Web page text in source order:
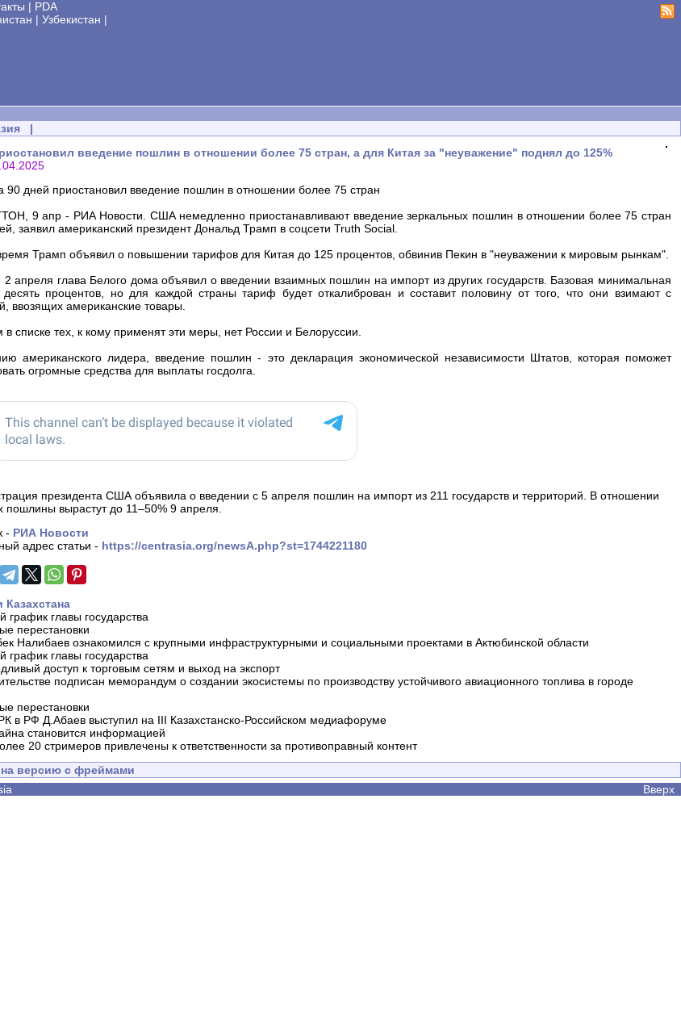
| PDA
| Узбекистан |
|
введение пошлин в отношении более 75 стран, а для Китая за "неуважение" поднял до 125%
90 дней приостановил введение пошлин в отношении более 75 стран
9 апр - РИА Новости. США немедленно приостанавливают введение зеркальных пошлин в отношении более 75 стран
заявил американский президент Дональд Трамп в соцсети Truth Social.
Трамп объявил о повышении тарифов для Китая до 125 процентов, обвинив Пекин в "неуважении к мировым рынкам".
апреля глава Белого дома объявил о введении взаимных пошлин на импорт из других государств. Базовая минимальная
десять процентов, но для каждой страны тариф будет откалиброван и составит половину от того, что они взимают с
ввозящих американские товары.
в списке тех, к кому применят эти меры, нет России и Белоруссии.
американского лидера, введение пошлин - это декларация экономической независимости Штатов, которая поможет
огромные средства для выплаты госдолга.
президента США объявила о введении с 5 апреля пошлин на импорт из 211 государств и территорий. В отношении
пошлины вырастут до 11–50% 9 апреля.
- РИА Новости
адрес статьи - https://centrasia.org/newsA.php?st=1744221180
Казахстана
график главы государства
перестановки
Налибаев ознакомился с крупными инфраструктурными и социальными проектами в Актюбинской области
график главы государства
доступ к торговым сетям и выход на экспорт
подписан меморандум о создании экосистемы по производству устойчивого авиационного топлива в городе
перестановки
в РФ Д.Абаев выступил на III Казахстанско-Российском медиафоруме
становится информацией
20 стримеров привлечены к ответственности за противоправный контент
версию с фреймами
Вверх